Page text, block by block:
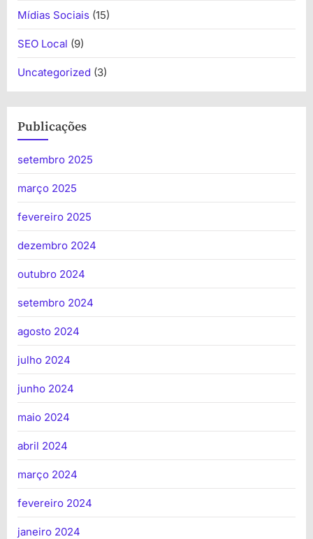
Mídias Sociais (15)
SEO Local (9)
Uncategorized (3)
Publicações
setembro 2025
março 2025
fevereiro 2025
dezembro 2024
outubro 2024
setembro 2024
agosto 2024
julho 2024
junho 2024
maio 2024
abril 2024
março 2024
fevereiro 2024
janeiro 2024